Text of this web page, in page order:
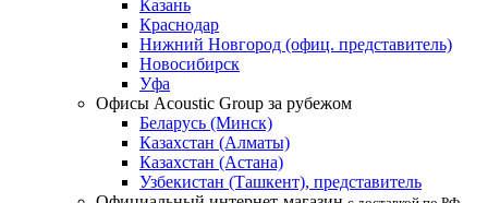
Казань
Краснодар
Нижний Новгород (офиц. представитель)
Новосибирск
Уфа
Офисы Acoustic Group за рубежом
Беларусь (Минск)
Казахстан (Алматы)
Казахстан (Астана)
Узбекистан (Ташкент), представитель